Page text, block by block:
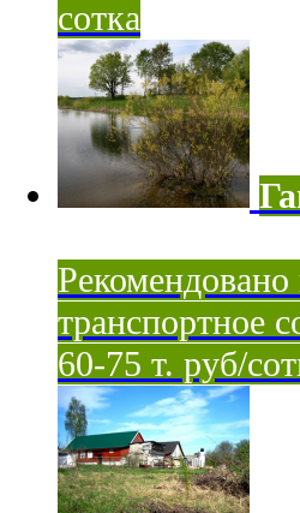
сотка
транспортное
60-75 т. руб/